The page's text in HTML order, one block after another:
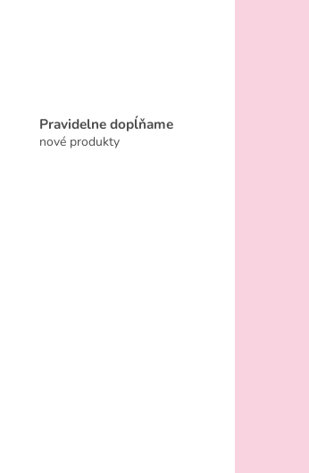
Pravidelne dopĺňame
nové produkty